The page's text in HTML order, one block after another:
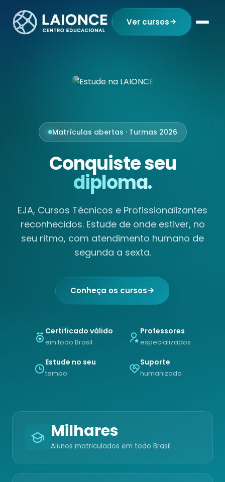
Ver cursos
Matrículas abertas · Turmas 2026
Conquiste seu
diploma.
EJA, Cursos Técnicos e Profissionalizantes
reconhecidos. Estude de onde estiver, no
seu ritmo, com atendimento humano de
segunda a sexta.
Conheça os cursos
Certificado válido
em todo Brasil
Professores
especializados
Estude no seu
tempo
Suporte
humanizado
Milhares
Alunos matriculados em todo Brasil